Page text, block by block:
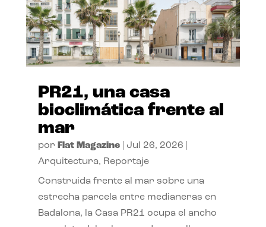
PR21, una casa
bioclimática frente al
mar
por Flat Magazine| Jul 26, 2026
Arquitectura, Reportaje
Construida frente al mar sobre una
estrecha parcela entre medianeras en
Badalona, la Casa PR21 ocupa el ancho